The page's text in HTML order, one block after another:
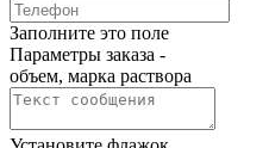
Заполните это поле
Параметры заказа -
объем, марка раствора